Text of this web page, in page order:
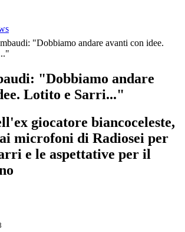
"Dobbiamo andare avanti con idee.
"Dobbiamo andare
Lotito e Sarri..."
giocatore biancoceleste,
microfoni di Radiosei per
e le aspettative per il